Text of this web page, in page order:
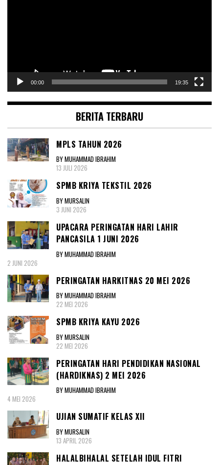
00:00 19:35
BERITA TERBARU
MPLS TAHUN 2026
BY MUHAMMAD IBRAHIM
13 JULI 2026
SPMB KRIYA TEKSTIL 2026
BY MURSALIN
3 JUNI 2026
UPACARA PERINGATAN HARI LAHIR
PANCASILA 1 JUNI 2026
BY MUHAMMAD IBRAHIM
2 JUNI 2026
PERINGATAN HARKITNAS 20 MEI 2026
BY MUHAMMAD IBRAHIM
22 MEI 2026
SPMB KRIYA KAYU 2026
BY MURSALIN
22 MEI 2026
PERINGATAN HARI PENDIDIKAN NASIONAL
(HARDIKNAS) 2 MEI 2026
BY MUHAMMAD IBRAHIM
4 MEI 2026
UJIAN SUMATIF KELAS XII
BY MURSALIN
13 APRIL 2026
HALALBIHALAL SETELAH IDUL FITRI